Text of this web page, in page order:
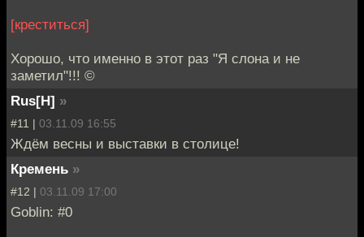
[креститься]
Хорошо, что именно в этот раз "Я слона и не
заметил"!!! ©
Rus[H] »
#11 | 03.11.09 16:55
Ждём весны и выставки в столице!
Кремень »
#12 | 03.11.09 17:00
Goblin: #0